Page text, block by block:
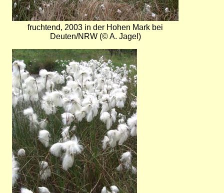
fruchtend, 2003 in der Hohen Mark bei
Deuten/NRW (© A. Jagel)
Bild